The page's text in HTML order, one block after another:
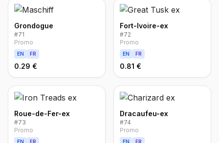
Grondogue
#71
Promo
EN FR
0.29 €
Fort-Ivoire-ex
#72
Promo
EN FR
0.81 €
Roue-de-Fer-ex
#73
Promo
EN FR
Dracaufeu-ex
#74
Promo
EN FR